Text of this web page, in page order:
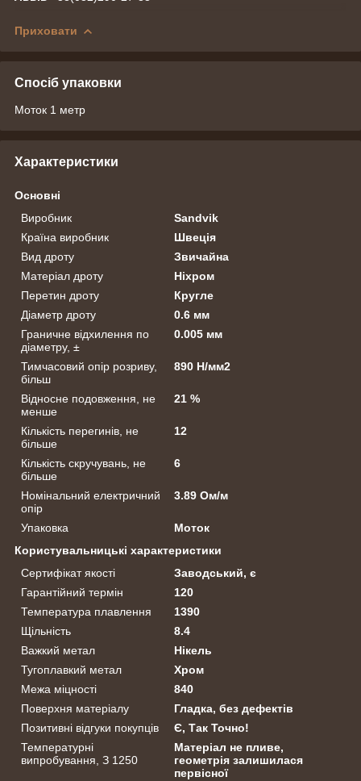
Приховати
Спосіб упаковки
Моток 1 метр
Характеристики
Основні
Виробник
Sandvik
Країна виробник
Швеція
Вид дроту
Звичайна
Матеріал дроту
Ніхром
Перетин дроту
Кругле
Діаметр дроту
0.6 мм
Граничне відхилення по
діаметру, ±
0.005 мм
Тимчасовий опір розриву,
більш
890 Н/мм2
Відносне подовження, не
менше
21 %
Кількість перегинів, не
більше
12
Кількість скручувань, не
більше
6
Номінальний електричний
опір
3.89 Ом/м
Упаковка
Моток
Користувальницькі характеристики
Сертифікат якості
Заводський, є
Гарантійний термін
120
Температура плавлення
1390
Щільність
8.4
Важкий метал
Нікель
Тугоплавкий метал
Хром
Межа міцності
840
Поверхня матеріалу
Гладка, без дефектів
Позитивні відгуки покупців
Є, Так Точно!
Температурні
випробування, З 1250
Матеріал не пливе,
геометрія залишилася
первісної